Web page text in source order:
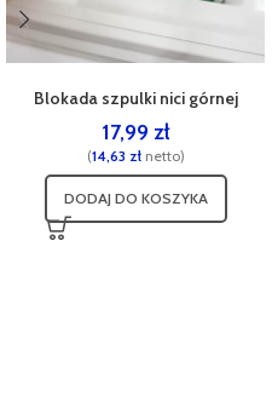
Blokada szpulki nici górnej
202233006 Janome
17,99 zł
(14,63 złnetto)
DODAJ DO KOSZYKA